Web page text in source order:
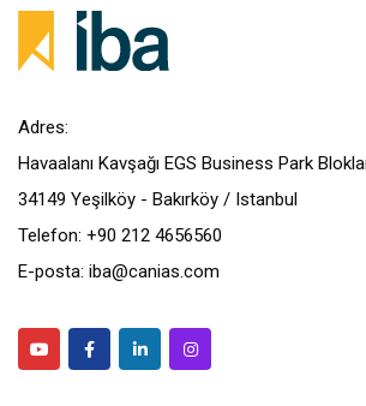
Adres:
Havaalanı Kavşağı EGS Business Park
34149 Yeşilköy - Bakırköy / Istanbul
Telefon: +90 212 4656560
E-posta: iba@canias.com